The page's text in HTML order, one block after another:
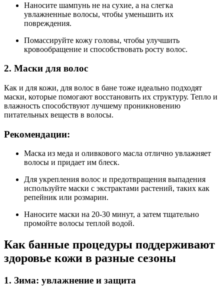
Наносите шампунь не на сухие, а на слегка
увлажненные волосы, чтобы уменьшить их
повреждения.
Помассируйте кожу головы, чтобы улучшить
кровообращение и способствовать росту волос.
2. Маски для волос
Как и для кожи, для волос в бане тоже идеально подходят
маски, которые помогают восстановить их структуру. Тепло и
влажность способствуют лучшему проникновению
питательных веществ в волосы.
Рекомендации:
Маска из меда и оливкового масла отлично увлажняет
волосы и придает им блеск.
Для укрепления волос и предотвращения выпадения
используйте маски с экстрактами растений, таких как
репейник или розмарин.
Наносите маски на 20-30 минут, а затем тщательно
промойте волосы теплой водой.
Как банные процедуры поддерживают
здоровье кожи в разные сезоны
1. Зима: увлажнение и защита